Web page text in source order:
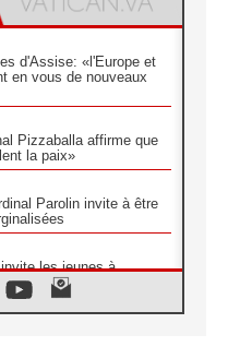
d'Assise: «l'Europe et
en vous de nouveaux
Pizzaballa affirme que
la paix»
Parolin invite à être
les jeunes à
de l'amour»